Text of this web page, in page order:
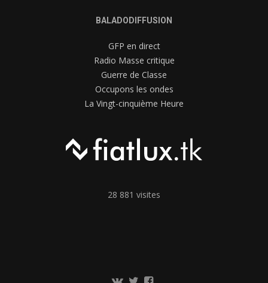
BALADODIFFUSION
GFP en direct
Radio Masse critique
Guerre de Classe
Occupons les ondes
La Vingt-cinquième Heure
28 881 visites
Communauté
TwitterPage